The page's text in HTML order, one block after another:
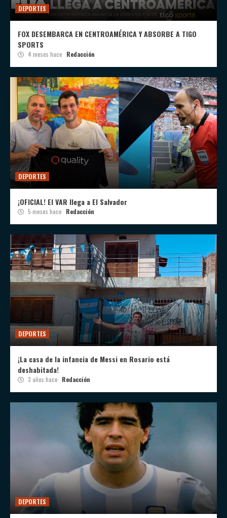
DEPORTES
FOX DESEMBARCA EN CENTROAMÉRICA Y ABSORBE A TIGO
SPORTS
4 meses hace Redacción
DEPORTES
¡OFICIAL! El VAR llega a El Salvador
5 meses hace Redacción
DEPORTES
¡La casa de la infancia de Messi en Rosario está
deshabitada!
3 años hace Redacción
DEPORTES